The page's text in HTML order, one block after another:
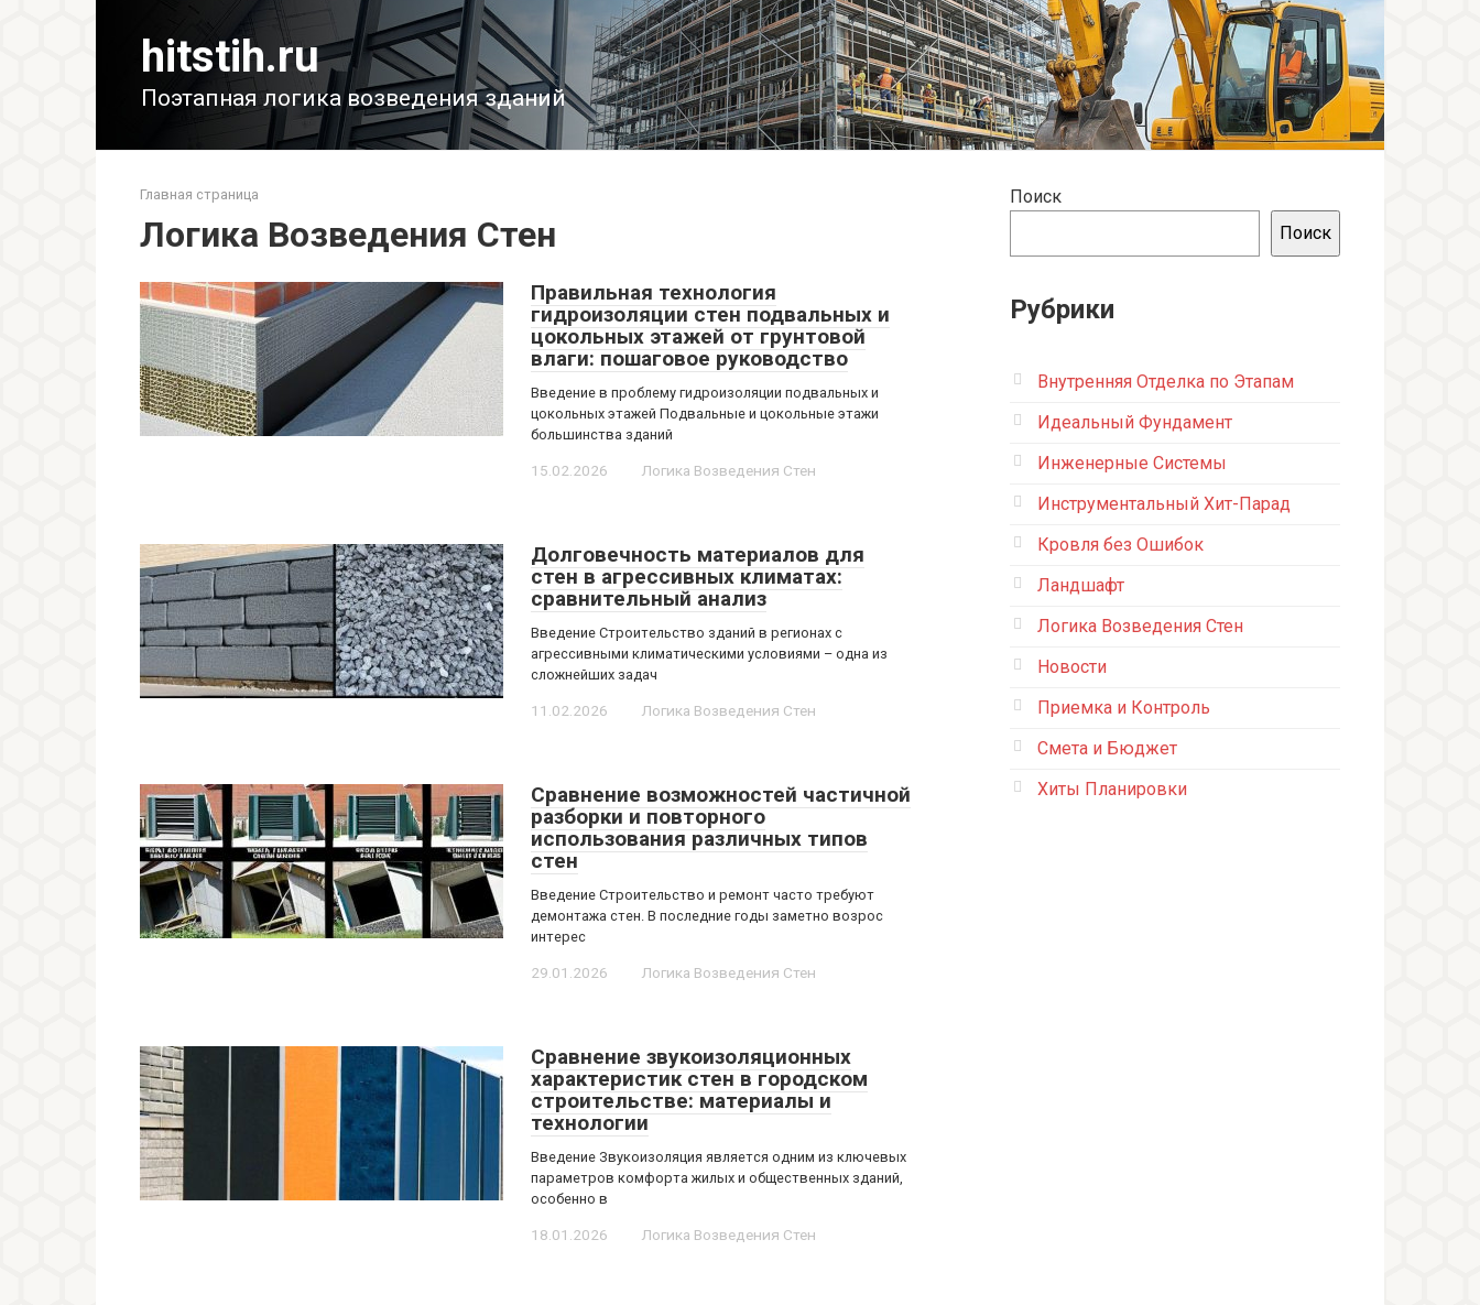
hitstih.ru
Поэтапная логика возведения зданий
Главная страница
Логика Возведения Стен
Правильная технология
гидроизоляции стен подвальных и
цокольных этажей от грунтовой
влаги: пошаговое руководство
Введение в проблему гидроизоляции подвальных и
цокольных этажей Подвальные и цокольные этажи
большинства зданий
15.02.2026 Логика Возведения Стен
Долговечность материалов для
стен в агрессивных климатах:
сравнительный анализ
Введение Строительство зданий в регионах с
агрессивными климатическими условиями – одна из
сложнейших задач
11.02.2026 Логика Возведения Стен
Сравнение возможностей частичной
разборки и повторного
использования различных типов
стен
Введение Строительство и ремонт часто требуют
демонтажа стен. В последние годы заметно возрос
интерес
29.01.2026 Логика Возведения Стен
Сравнение звукоизоляционных
характеристик стен в городском
строительстве: материалы и
технологии
Введение Звукоизоляция является одним из ключевых
параметров комфорта жилых и общественных зданий,
особенно в
18.01.2026 Логика Возведения Стен
Поиск
Поиск
Рубрики
Внутренняя Отделка по Этапам
Идеальный Фундамент
Инженерные Системы
Инструментальный Хит-Парад
Кровля без Ошибок
Ландшафт
Логика Возведения Стен
Новости
Приемка и Контроль
Смета и Бюджет
Хиты Планировки